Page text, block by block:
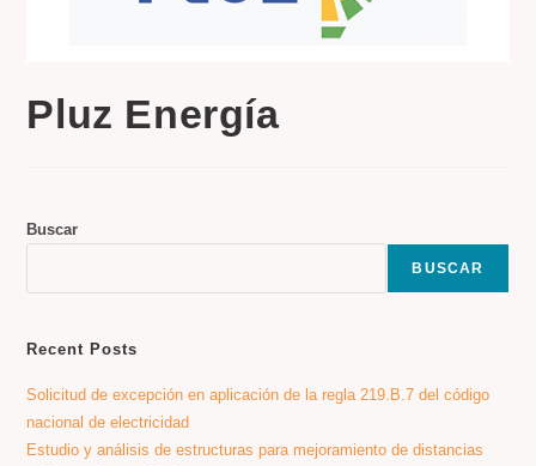
Pluz Energía
Buscar
BUSCAR
Recent Posts
Solicitud de excepción en aplicación de la regla 219.B.7 del código
nacional de electricidad
Estudio y análisis de estructuras para mejoramiento de distancias